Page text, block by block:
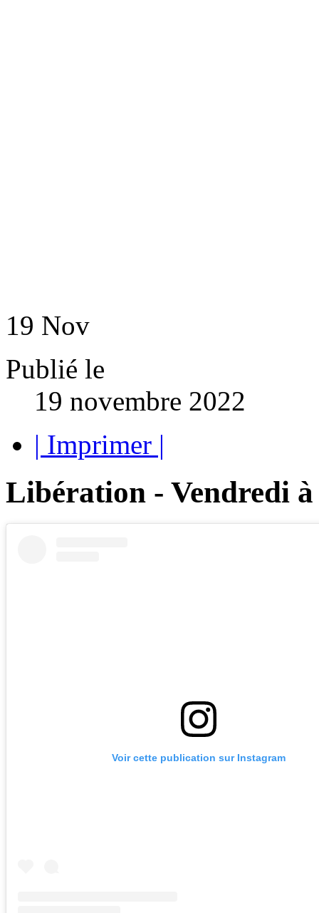
19 Nov
Publié le
19 novembre 2022
| Imprimer |
Libération - Vendredi
Voir cette publication sur Instagram